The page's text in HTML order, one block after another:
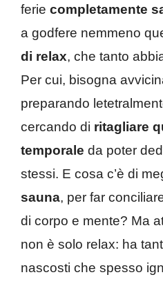
ferie completamente
a godfere nemmeno
di relax, che tanto
Per cui, bisogna
preparando
cercando di ritagliare
temporale da poter
stessi. E cosa c’è di
sauna, per far
di corpo e mente? Ma
non è solo relax: ha
nascosti che spesso